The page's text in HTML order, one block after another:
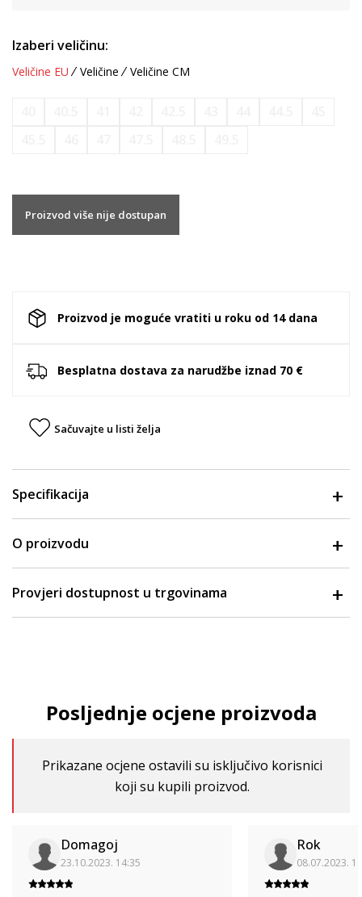
Izaberi veličinu:
Veličine EU Veličine Veličine CM
Proizvod više nije dostupan
Proizvod je moguće vratiti u roku od 14 dana
Besplatna dostava za narudžbe iznad 70 €
Sačuvajte u listi želja
Specifikacija
O proizvodu
Provjeri dostupnost u trgovinama
Posljednje ocjene proizvoda
Prikazane ocjene ostavili su isključivo korisnici
koji su kupili proizvod.
Domagoj
23.10.2023. 14:35
Rok
08.07.2023.